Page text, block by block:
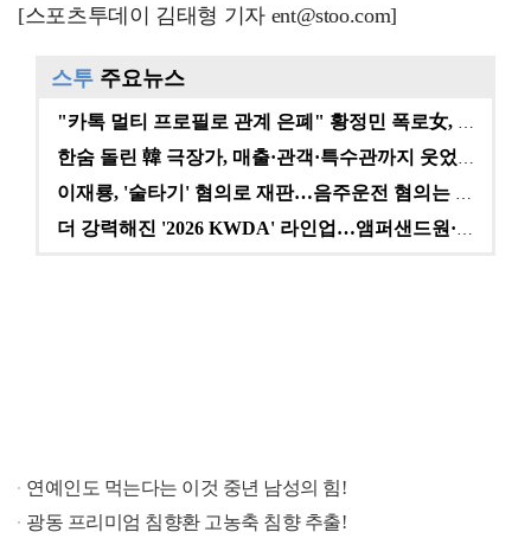
[스포츠투데이 김태형 기자 ent@stoo.com]
스투 주요뉴스
"카톡 멀티 프로필로 관계 은폐" 황정민 폭로女, 문자…
한숨 돌린 韓 극장가, 매출·관객·특수관까지 웃었다 […
이재룡, '술타기' 혐의로 재판…음주운전 혐의는 미적용…
더 강력해진 '2026 KWDA' 라인업…앰퍼샌드원·나…